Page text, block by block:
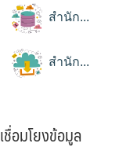
สำนัก...
สำนัก...
เชื่อมโยงข้อมูล